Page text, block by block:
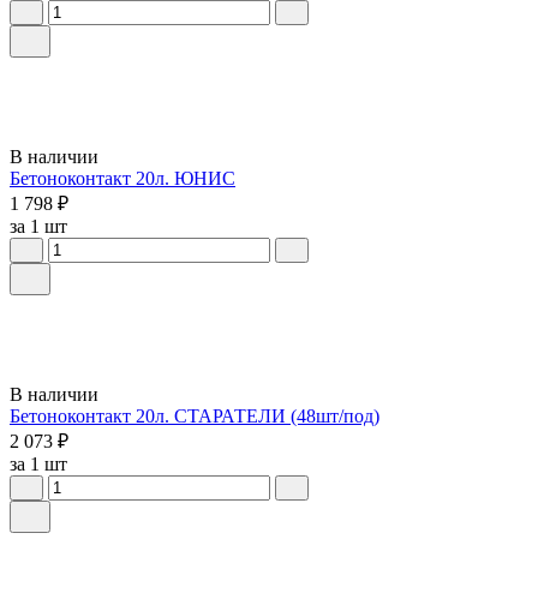
В наличии
Бетоноконтакт 20л. ЮНИС
1 798 ₽
за 1 шт
В наличии
Бетоноконтакт 20л. СТАРАТЕЛИ (48шт/под)
2 073 ₽
за 1 шт